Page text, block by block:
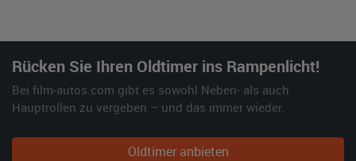
Rücken Sie Ihren Oldtimer ins Rampenlicht!
Bei film-autos.com gibt es sowohl Neben- als auch
Hauptrollen zu vergeben – und das immer wieder.
Oldtimer anbieten